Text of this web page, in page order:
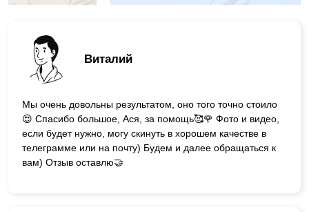
Виталий
Мы очень довольны результатом, оно того точно стоило
😍 Спасибо большое, Ася, за помощь🥰🌹 Фото и видео,
если будет нужно, могу скинуть в хорошем качестве в
телеграмме или на почту) Будем и далее обращаться к
вам) Отзыв оставлю🤝